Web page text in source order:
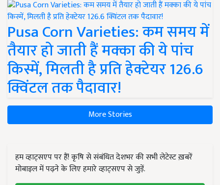
Pusa Corn Varieties: कम समय में
तैयार हो जाती हैं मक्का की ये पांच
किस्में, मिलती है प्रति हेक्टेयर 126.6
क्विंटल तक पैदावार!
More Stories
हम व्हाट्सएप पर हैं! कृषि से संबंधित देशभर की सभी लेटेस्ट ख़बरें
मोबाइल में पढ़ने के लिए हमारे व्हाट्सएप से जुड़ें.